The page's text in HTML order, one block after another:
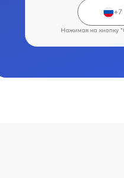
Нажимая на кнопку